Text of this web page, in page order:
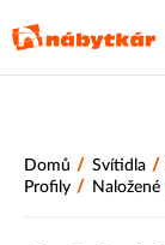
Domů / Svítidla /
Profily / Naložené